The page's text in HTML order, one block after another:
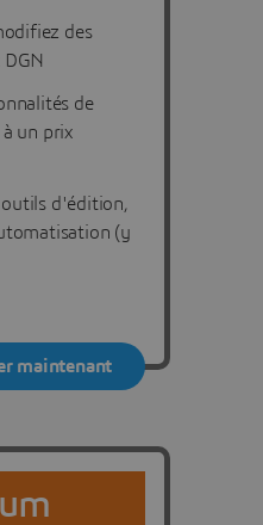
des
de
un prix
d'édition,
(y
maintenant